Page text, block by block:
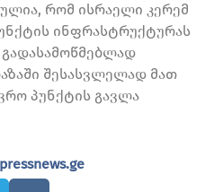
რომ ისრაელი კერემ
ინფრასტრუქტურას
შესასვლელად მათ
პუნქტის გავლა